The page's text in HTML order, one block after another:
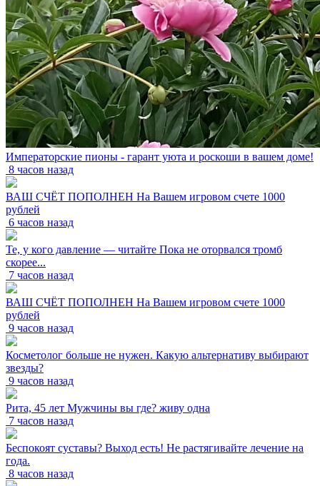
Императорские пионы - гарант уюта и роскоши в вашем доме!
8 часов назад
ВАШ СЧЁТ ПОПОЛНЕН На Вашем игровом счете 1000
рублей
6 часов назад
Те, у кого давление — читайте Пока не оторвался тромб
скорее...
7 часов назад
ВАШ СЧЁТ ПОПОЛНЕН На Вашем игровом счете 1000
рублей
9 часов назад
Косметолог больше не нужен. Какую альтернативу выбирают
звезды?
9 часов назад
Рита, 45 лет Мужчины вы где? живу одна
7 часов назад
Беспокоят суставы? Выход есть! Не растягивайте лечение на
года.
8 часов назад